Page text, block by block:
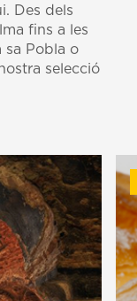
Des dels
fins a les
sa Pobla o
selecció